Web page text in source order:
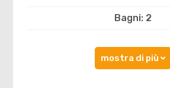
Bagni: 2
mostra di più